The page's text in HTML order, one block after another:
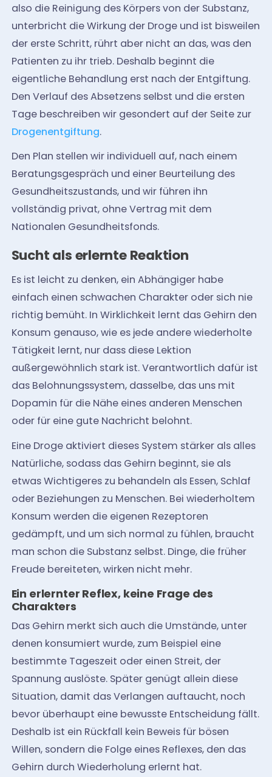
also die Reinigung des Körpers von der Substanz,
unterbricht die Wirkung der Droge und ist bisweilen
der erste Schritt, rührt aber nicht an das, was den
Patienten zu ihr trieb. Deshalb beginnt die
eigentliche Behandlung erst nach der Entgiftung.
Den Verlauf des Absetzens selbst und die ersten
Tage beschreiben wir gesondert auf der Seite zur
Drogenentgiftung.
Den Plan stellen wir individuell auf, nach einem
Beratungsgespräch und einer Beurteilung des
Gesundheitszustands, und wir führen ihn
vollständig privat, ohne Vertrag mit dem
Nationalen Gesundheitsfonds.
Sucht als erlernte Reaktion
Es ist leicht zu denken, ein Abhängiger habe
einfach einen schwachen Charakter oder sich nie
richtig bemüht. In Wirklichkeit lernt das Gehirn den
Konsum genauso, wie es jede andere wiederholte
Tätigkeit lernt, nur dass diese Lektion
außergewöhnlich stark ist. Verantwortlich dafür ist
das Belohnungssystem, dasselbe, das uns mit
Dopamin für die Nähe eines anderen Menschen
oder für eine gute Nachricht belohnt.
Eine Droge aktiviert dieses System stärker als alles
Natürliche, sodass das Gehirn beginnt, sie als
etwas Wichtigeres zu behandeln als Essen, Schlaf
oder Beziehungen zu Menschen. Bei wiederholtem
Konsum werden die eigenen Rezeptoren
gedämpft, und um sich normal zu fühlen, braucht
man schon die Substanz selbst. Dinge, die früher
Freude bereiteten, wirken nicht mehr.
Ein erlernter Reflex, keine Frage des
Charakters
Das Gehirn merkt sich auch die Umstände, unter
denen konsumiert wurde, zum Beispiel eine
bestimmte Tageszeit oder einen Streit, der
Spannung auslöste. Später genügt allein diese
Situation, damit das Verlangen auftaucht, noch
bevor überhaupt eine bewusste Entscheidung fällt.
Deshalb ist ein Rückfall kein Beweis für bösen
Willen, sondern die Folge eines Reflexes, den das
Gehirn durch Wiederholung erlernt hat.